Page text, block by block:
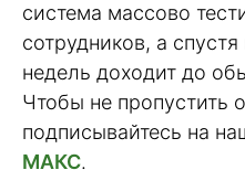
система массово
сотрудников, а
недель доходит до
Чтобы не пропустить
подписывайтесь на
МАКС.